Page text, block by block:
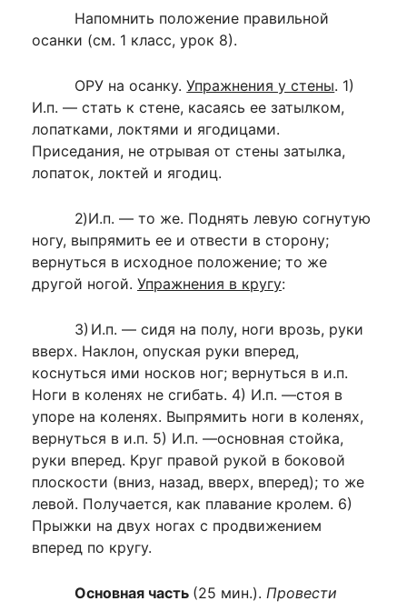
Напомнить положение правильной
осанки (см. 1 класс, урок 8).
ОРУ на осанку.Упражнения у стены. 1)
И.п. — стать к стене, касаясь ее за­тылком,
лопатками, локтями и ягодицами.
Приседания, не отрывая от стены затылка,
лопаток, локтей и ягодиц.
2)И.п. — то же. Поднять левую согнутую
ногу, выпрямить ее и отвести в сторо­ну;
вернуться в исходное положение; то же
другой ногой. Упражнения в кругу:
3) И.п. — сидя на полу, ноги врозь, руки
вверх. Наклон, опуская руки вперед,
коснуться ими носков ног; вернуться в и.п.
Ноги в коленях не сгибать. 4) И.п. —стоя в
упоре на коленях. Выпрямить ноги в коленях,
вернуться в и.п. 5) И.п. —основная стойка,
руки вперед. Круг правой рукой в боковой
плоскости (вниз, назад, вверх, вперед); то же
ле­вой. Получается, как плавание кролем. 6)
Прыжки на двух ногах с продвиже­нием
вперед по кругу.
Основная часть (25 мин.). Провести